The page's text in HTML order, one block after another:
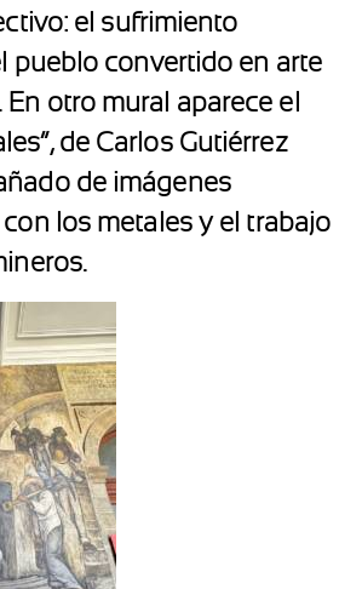
el sufrimiento
pueblo convertido en arte
otro mural aparece el
de Carlos Gutiérrez
de imágenes
los metales y el trabajo